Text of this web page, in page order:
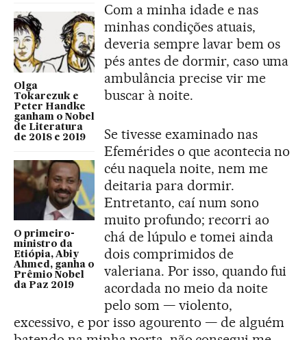
Olga
Tokarczuk e
Peter Handke
ganham o Nobel
de Literatura
de 2018 e 2019
O primeiro-
ministro da
Etiópia, Abiy
Ahmed, ganha o
Prêmio Nobel
da Paz 2019
Com a minha idade e nas
minhas condições atuais,
deveria sempre lavar bem os
pés antes de dormir, caso uma
ambulância precise vir me
buscar à noite.
Se tivesse examinado nas
Efemérides o que acontecia no
céu naquela noite, nem me
deitaria para dormir.
Entretanto, caí num sono
muito profundo; recorri ao
chá de lúpulo e tomei ainda
dois comprimidos de
valeriana. Por isso, quando fui
acordada no meio da noite
pelo som — violento,
excessivo, e por isso agourento — de alguém